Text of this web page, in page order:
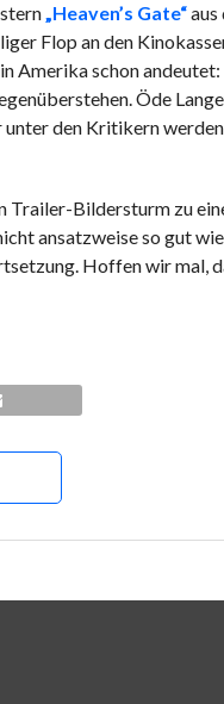
„Heaven’s Gate“aus
Flop an den
Amerika schon andeutet:
Öde
den Kritikern
Trailer-Bildersturm zu
ansatzweise so gut
Hoffen wir mal,